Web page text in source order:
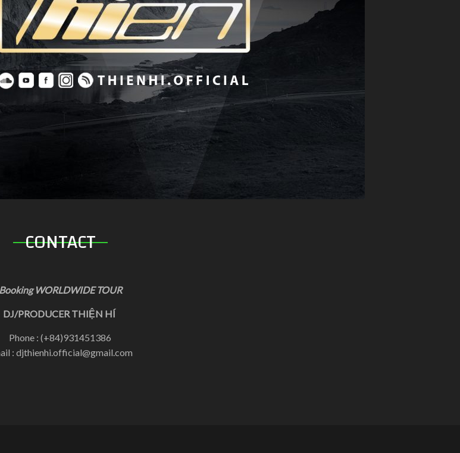
CONTACT
Booking WORLDWIDE TOUR
DJ/PRODUCER THIỆN HÍ
Phone : (+84)931451386
: djthienhi.official@gmail.com